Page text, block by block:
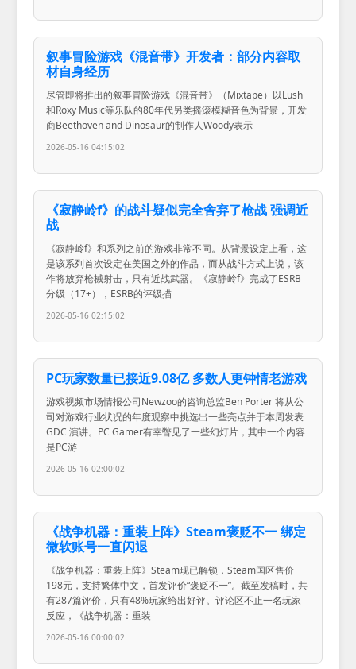
叙事冒险游戏《混音带》开发者：部分内容取
材自身经历
尽管即将推出的叙事冒险游戏《混音带》（Mixtape）以Lush
和Roxy Music等乐队的80年代另类摇滚模糊音色为背景，开发
商Beethoven and Dinosaur的制作人Woody表示
2026-05-16 04:15:02
《寂静岭f》的战斗疑似完全舍弃了枪战 强调近
战
《寂静岭f》和系列之前的游戏非常不同。从背景设定上看，这
是该系列首次设定在美国之外的作品，而从战斗方式上说，该
作将放弃枪械射击，只有近战武器。《寂静岭f》完成了ESRB
分级（17+），ESRB的评级描
2026-05-16 02:15:02
PC玩家数量已接近9.08亿 多数人更钟情老游戏
游戏视频市场情报公司Newzoo的咨询总监Ben Porter 将从公
司对游戏行业状况的年度观察中挑选出一些亮点并于本周发表
GDC 演讲。PC Gamer有幸瞥见了一些幻灯片，其中一个内容
是PC游
2026-05-16 02:00:02
《战争机器：重装上阵》Steam褒贬不一 绑定
微软账号一直闪退
《战争机器：重装上阵》Steam现已解锁，Steam国区售价
198元，支持繁体中文，首发评价“褒贬不一”。截至发稿时，共
有287篇评价，只有48%玩家给出好评。评论区不止一名玩家
反应，《战争机器：重装
2026-05-16 00:00:02